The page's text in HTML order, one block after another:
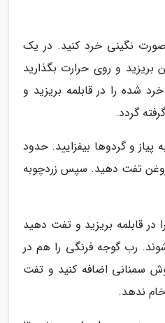
نگینی خرد کنید. در یک
بریزید و روی حرارت بگذارید
شده را در قابلمه بریزید و
گردد.
پیاز و گردوها بیفزایید. حدود
روغن تفت دهید. سپس زردچوبه
قابلمه بریزید و تفت دهید
رب گوجه فرنگی را هم در
سمنانی اضافه کنید و تفت
ندهد.